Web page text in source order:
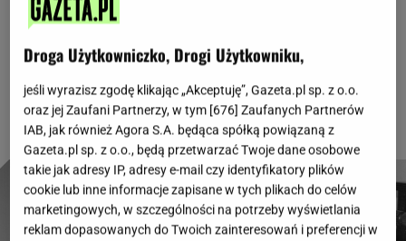
dokończyć. O punkty nie będzie jednak tak łatwo!
Lepiej nie rozwiązuj tego quizu bez przekąski pod
ręką...
Droga Użytkowniczko, Drogi Użytkowniku,
jeśli wyrazisz zgodę klikając „Akceptuję”, Gazeta.pl sp. z o.o.
oraz jej Zaufani Partnerzy, w tym [676] Zaufanych Partnerów
IAB, jak również Agora S.A. będąca spółką powiązaną z
Gazeta.pl sp. z o.o., będą przetwarzać Twoje dane osobowe
takie jak adresy IP, adresy e-mail czy identyfikatory plików
cookie lub inne informacje zapisane w tych plikach do celów
marketingowych, w szczególności na potrzeby wyświetlania
reklam dopasowanych do Twoich zainteresowań i preferencji w